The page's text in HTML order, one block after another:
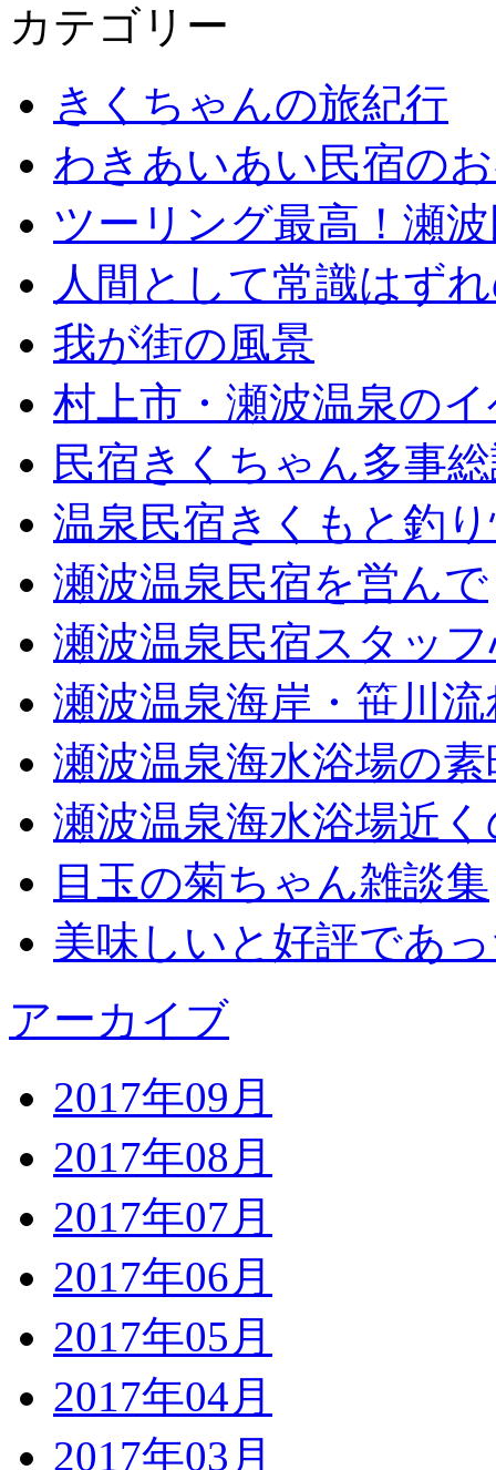
カテゴリー
きくちゃんの旅紀行
わきあいあい民宿の
ツーリング最高！瀬
人間として常識はず
我が街の風景
村上市・瀬波温泉の
民宿きくちゃん多事
温泉民宿きくもと釣
瀬波温泉民宿を営んで
瀬波温泉民宿スタッ
瀬波温泉海岸・笹川
瀬波温泉海水浴場の
瀬波温泉海水浴場近
目玉の菊ちゃん雑談集
美味しいと好評であ
アーカイブ
2017年09月
2017年08月
2017年07月
2017年06月
2017年05月
2017年04月
2017年03月